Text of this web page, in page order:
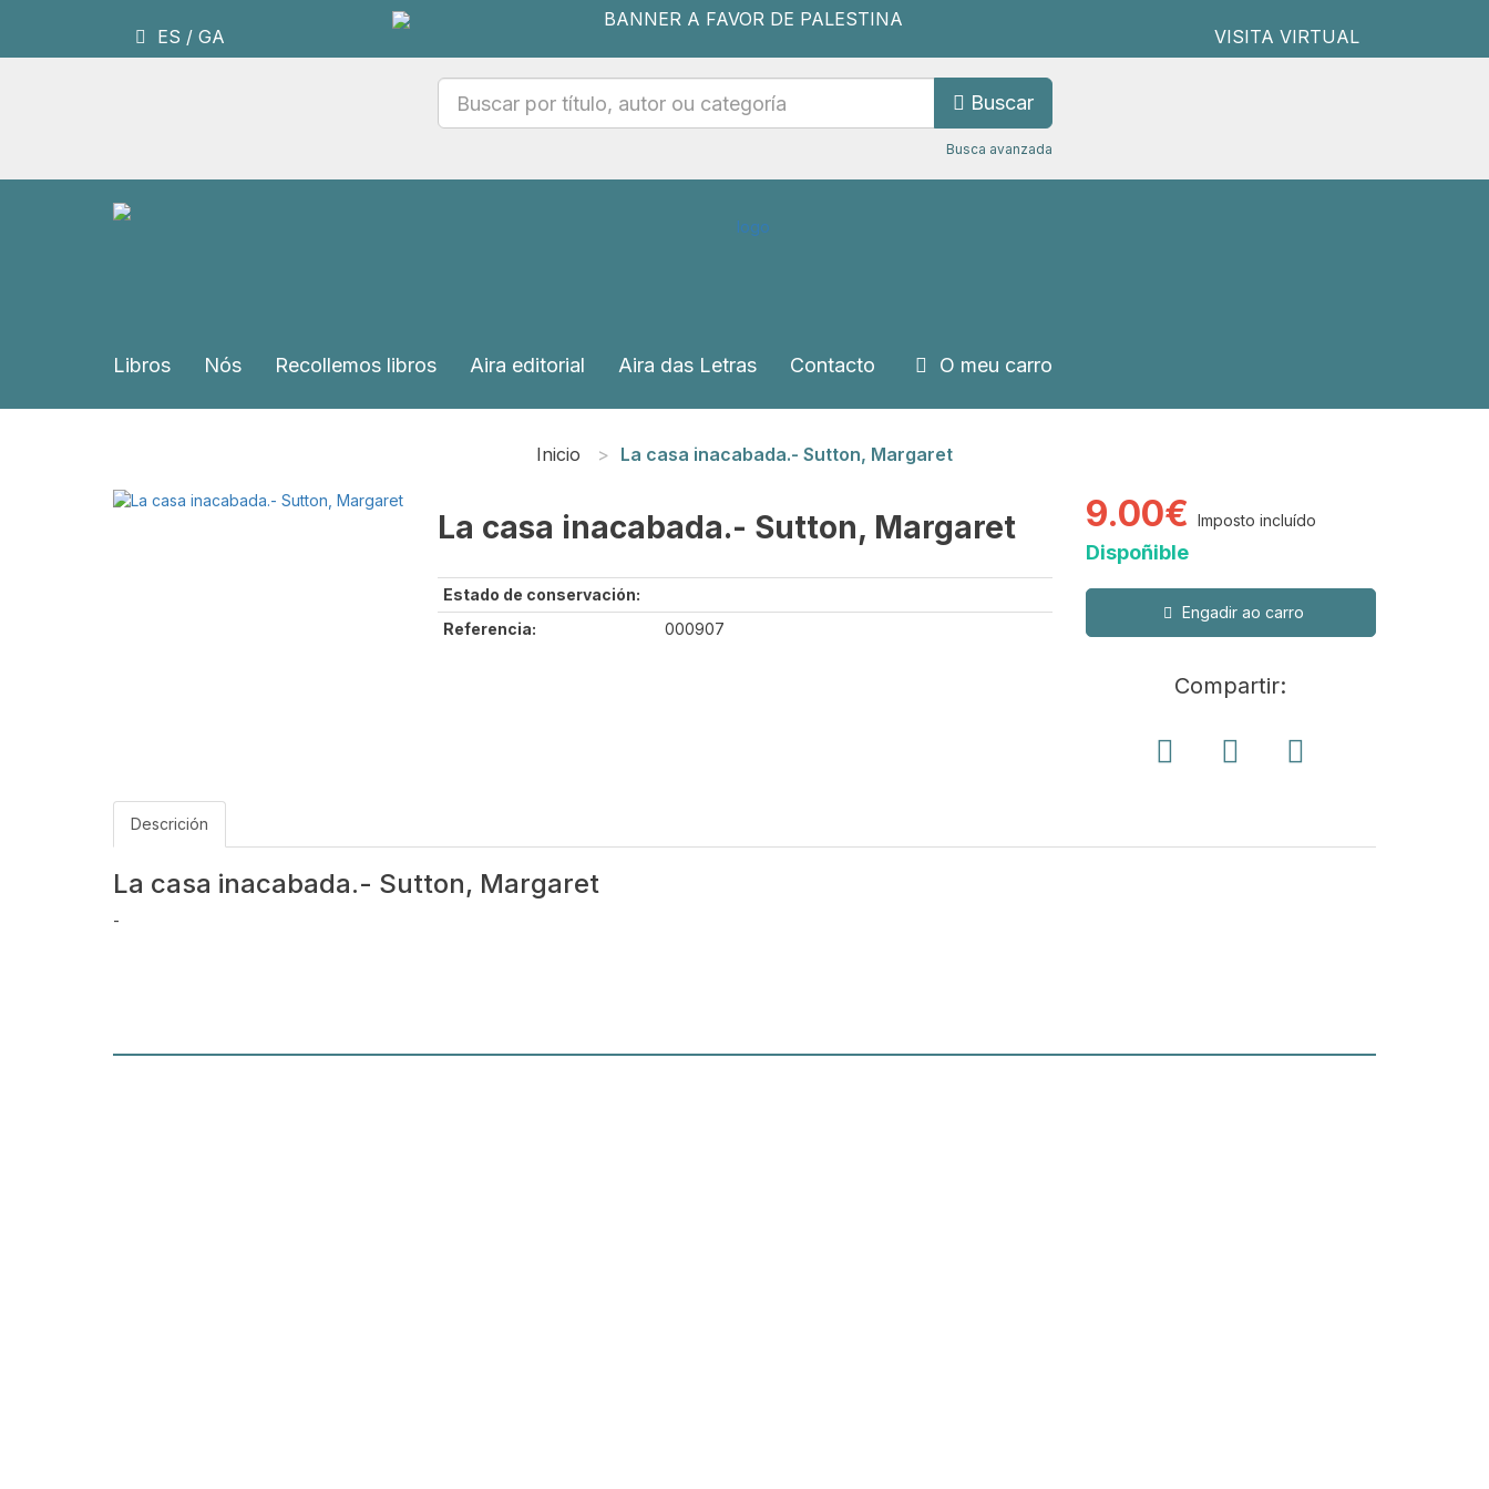
ES / GA VISITA VIRTUAL
Buscar
Busca avanzada
Libros Nós Recollemos libros Aira editorial Aira das Letras Contacto O meu carro
Inicio La casa inacabada.- Sutton, Margaret
La casa inacabada.- Sutton, Margaret
Estado de conservación:
Referencia:
000907
9.00€ Imposto incluído
Dispoñible
Engadir ao carro
Compartir:
Descrición
La casa inacabada.- Sutton, Margaret
-